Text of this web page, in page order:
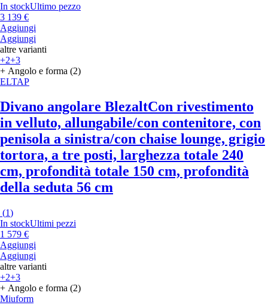
In stockUltimo pezzo
3 139 €
Aggiungi
Aggiungi
altre varianti
+2+3
+ Angolo e forma (2)
ELTAP
Divano angolare BlezaltCon rivestimento
in velluto, allungabile/con contenitore, con
penisola a sinistra/con chaise lounge, grigio
tortora, a tre posti, larghezza totale 240
cm, profondità totale 150 cm, profondità
della seduta 56 cm
(1)
In stockUltimi pezzi
1 579 €
Aggiungi
Aggiungi
altre varianti
+2+3
+ Angolo e forma (2)
Miuform